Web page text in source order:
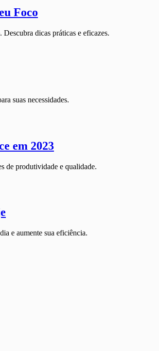
Foco
dicas práticas e eficazes.
suas necessidades.
em 2023
de produtividade e qualidade.
e aumente sua eficiência.